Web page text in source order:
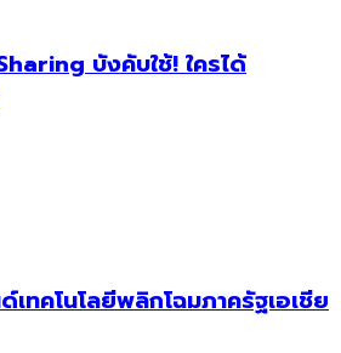
บังคับใช้! ใครได้
ทคโนโลยีพลิกโฉมภาครัฐเอเชีย